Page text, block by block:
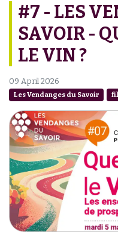
#7 - LES
SAVOIR -
LE VIN ?
09 April 2026
Les Vendanges du Savoir